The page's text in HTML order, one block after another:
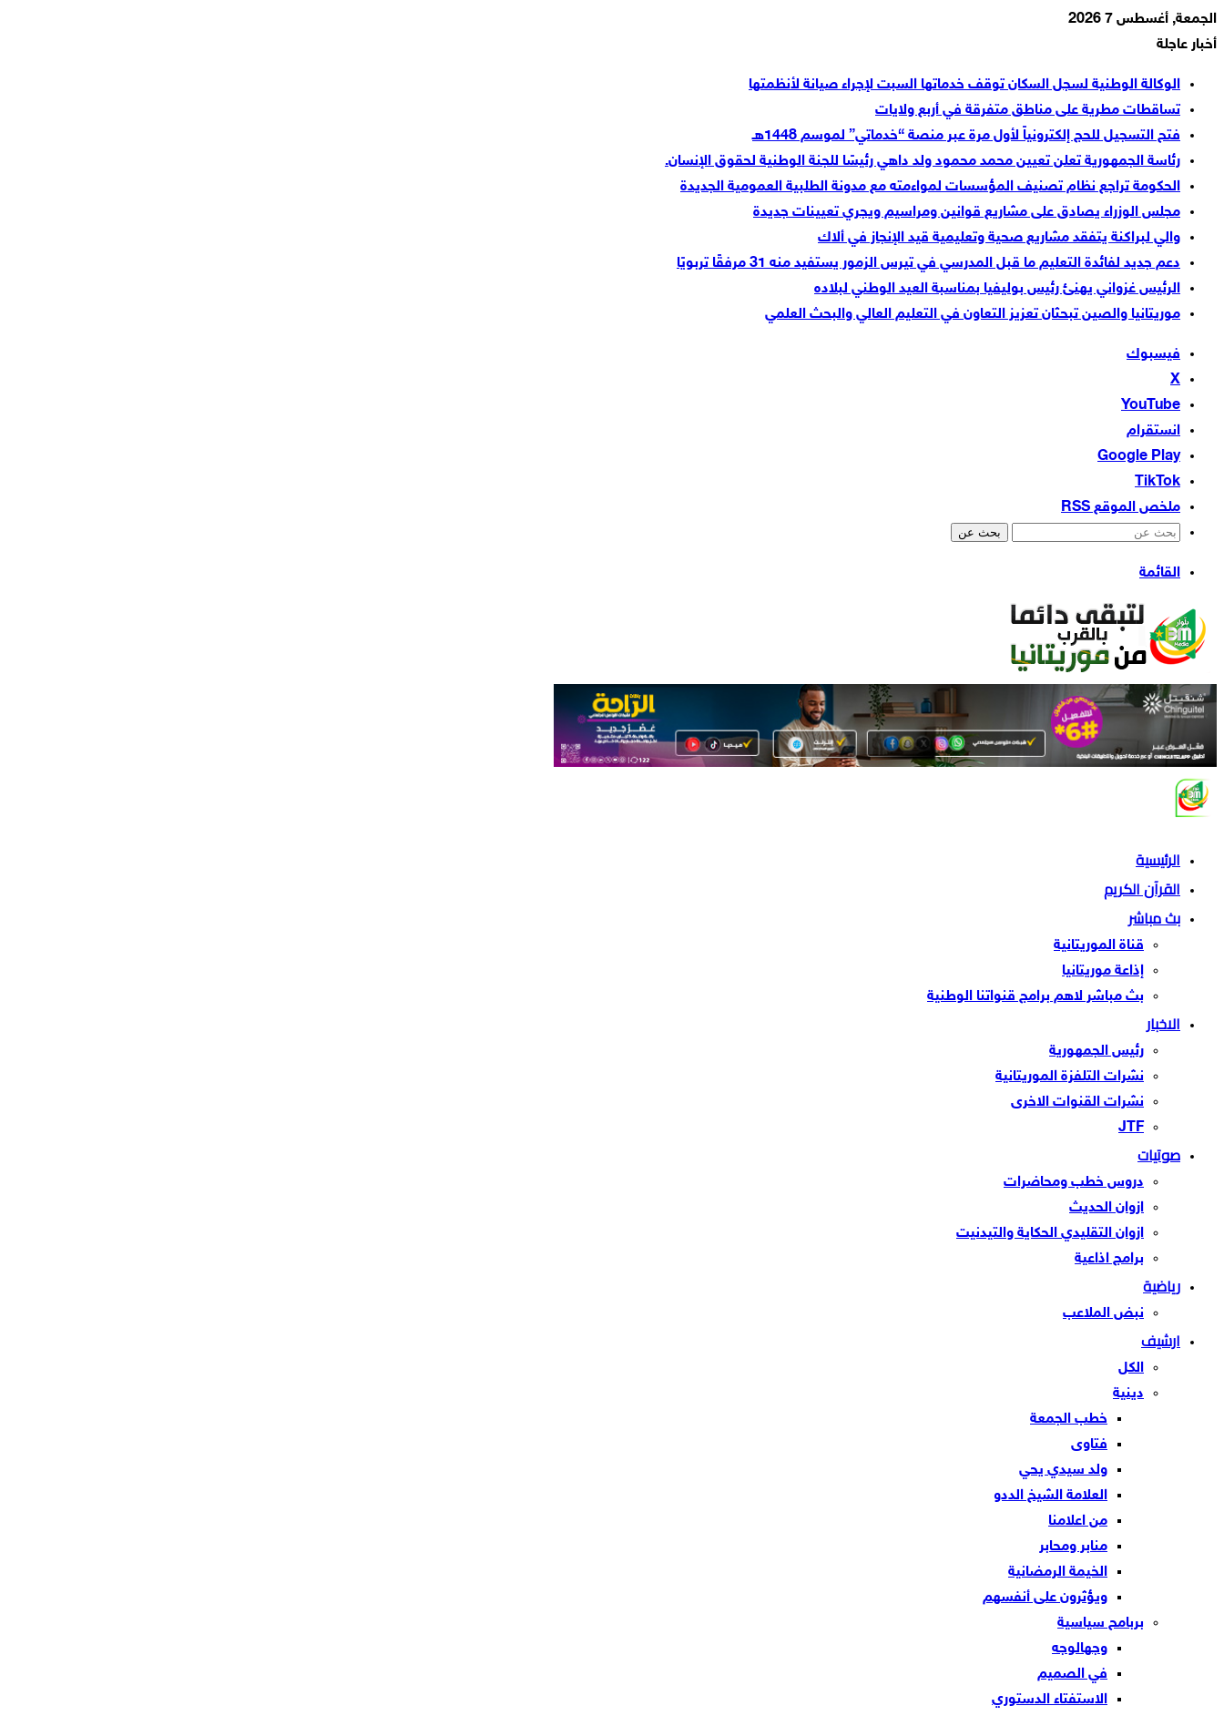
الجمعة, أغسطس 7 2026
أخبار عاجلة
الوكالة الوطنية لسجل السكان توقف خدماتها السبت لإجراء صيانة لأنظمتها
تساقطات مطرية على مناطق متفرقة في أربع ولايات
فتح التسجيل للحج إلكترونياً لأول مرة عبر منصة “خدماتي” لموسم 1448هـ
رئاسة الجمهورية تعلن تعيين محمد محمود ولد داهي رئيسًا للجنة الوطنية لحقوق الإنسان.
الحكومة تراجع نظام تصنيف المؤسسات لمواءمته مع مدونة الطلبية العمومية الجديدة
مجلس الوزراء يصادق على مشاريع قوانين ومراسيم ويجري تعيينات جديدة
والي لبراكنة يتفقد مشاريع صحية وتعليمية قيد الإنجاز في ألاك
دعم جديد لفائدة التعليم ما قبل المدرسي في تيرس الزمور يستفيد منه 31 مرفقًا تربويًا
الرئيس غزواني يهنئ رئيس بوليفيا بمناسبة العيد الوطني لبلاده
موريتانيا والصين تبحثان تعزيز التعاون في التعليم العالي والبحث العلمي
فيسبوك
‫X
‫YouTube
انستقرام
‫TikTok
ملخص الموقع RSS
بحث عن
القائمة
الرئيسية
القرآن الكريم
بث مباشر
قناة الموريتانية
إذاعة موريتانيا
بث مباشر لاهم برامج قنواتنا الوطنية
الاخبار
رئيس الجمهورية
نشرات التلفزة الموريتانية
نشرات القنوات الاخرى
JTF
صوتيات
دروس خطب ومحاضرات
ازوان الحديث
ازوان التقليدي الحكاية والتيدنيت
برامج اذاعية
رياضية
نبض الملاعب
ارشيف
الكل
دينية
خطب الجمعة
فتاوى
ولد سيدي يحي
العلامة الشيخ الددو
من اعلامنا
منابر ومحابر
الخيمة الرمضانية
ويؤثرون على أنفسهم
بربامح سياسية
وجهالوجه
في الصميم
الاستفتاء الدستوري